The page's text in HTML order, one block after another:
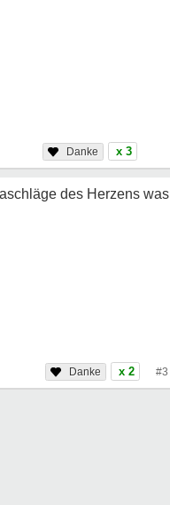
x 3
des Herzens was
x 2 #3